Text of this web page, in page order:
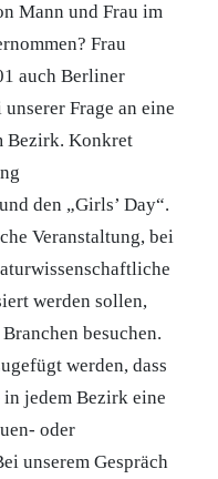
Mann und Frau im
Frau
auch Berliner
Frage an eine
Bezirk. Konkret
den „Girls’ Day“.
Veranstaltung, bei
werden sollen,
besuchen.
werden, dass
jedem Bezirk eine
oder
unserem Gespräch